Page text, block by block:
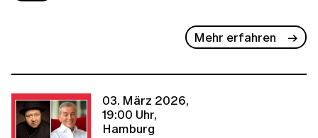
Mehr erfahren
03. März 2026,
19:00 Uhr,
Hamburg